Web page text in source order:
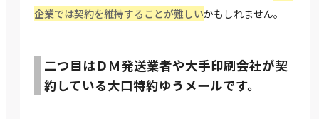
企業では契約を維持することが難しいかもしれません。
二つ目はＤＭ発送業者や大手印刷会社が契
約している大口特約ゆうメールです。